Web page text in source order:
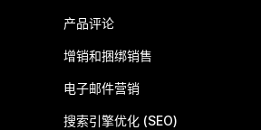
产品评论
增销和捆绑销售
电子邮件营销
搜索引擎优化 (SEO)